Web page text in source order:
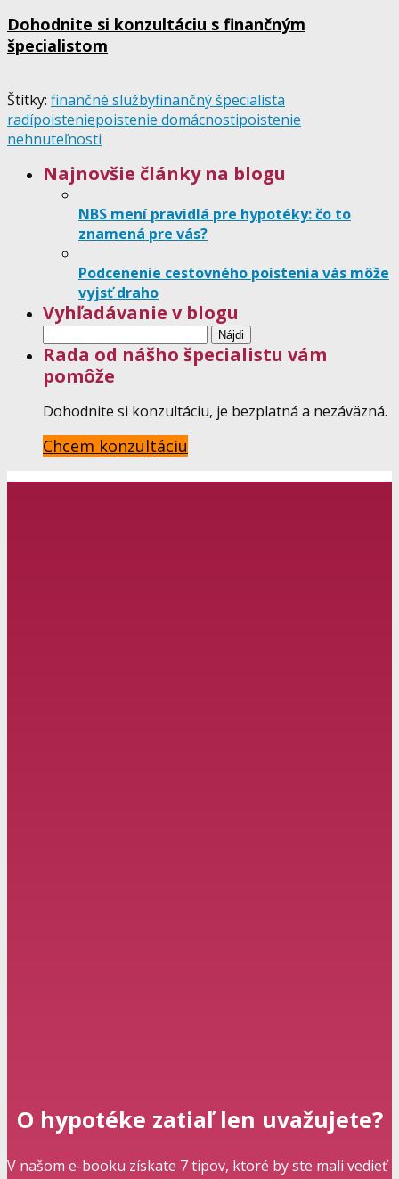
Dohodnite si konzultáciu s finančným
špecialistom
Štítky: finančné službyfinančný špecialista
radípoisteniepoistenie domácnostipoistenie
nehnuteľnosti
Najnovšie články na blogu
NBS mení pravidlá pre hypotéky: čo to
znamená pre vás?
Podcenenie cestovného poistenia vás môže
vyjsť draho
Vyhľadávanie v blogu
Hľadať:
Rada od nášho špecialistu vám
pomôže
Dohodnite si konzultáciu, je bezplatná a nezáväzná.
Chcem konzultáciu
O hypotéke zatiaľ len uvažujete?
V našom e-booku získate 7 tipov, ktoré by ste mali vedieť